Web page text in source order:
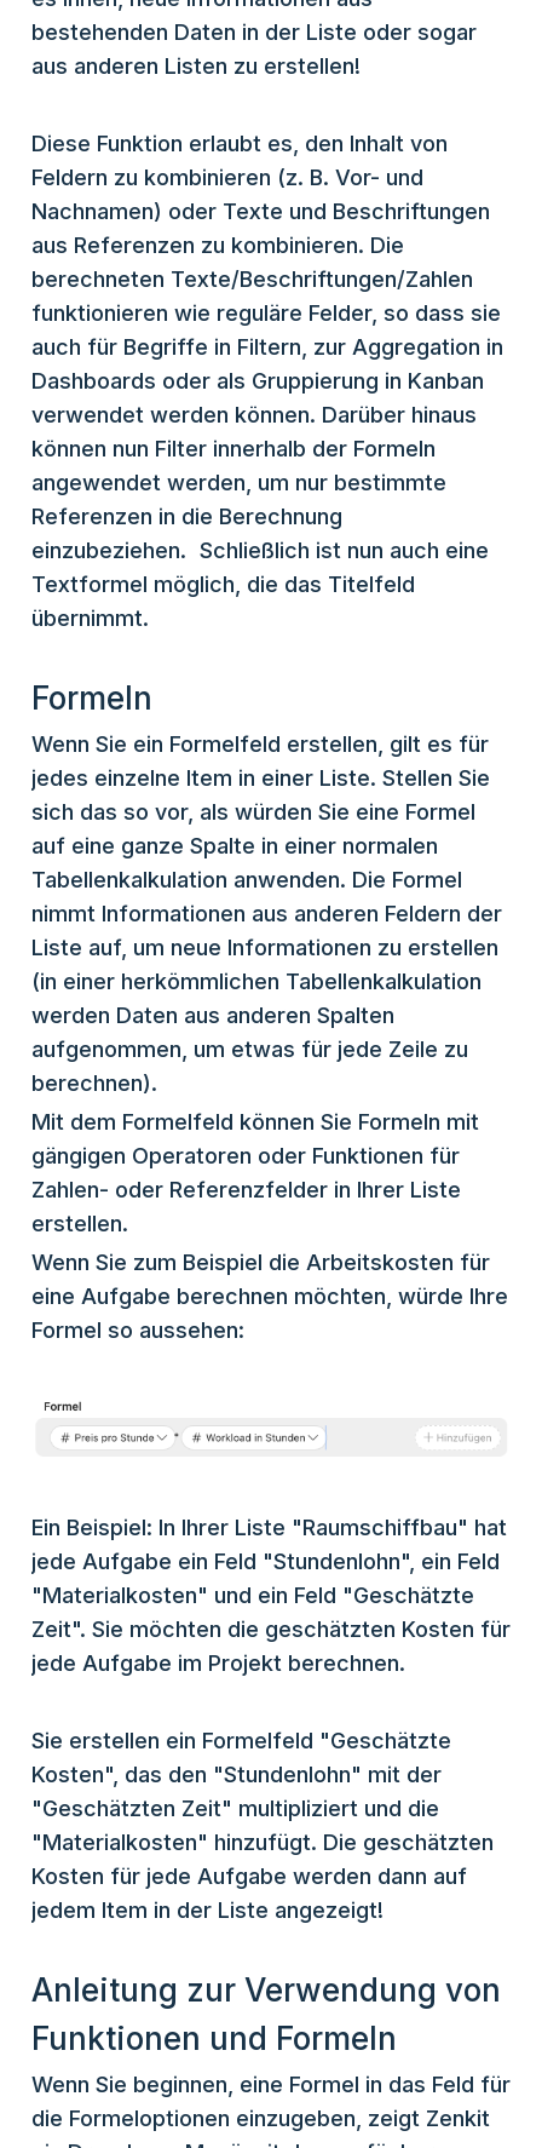
bestehenden Daten in der Liste oder sogar
aus anderen Listen zu erstellen!
Diese Funktion erlaubt es, den Inhalt von
Feldern zu kombinieren (z. B. Vor- und
Nachnamen) oder Texte und Beschriftungen
aus Referenzen zu kombinieren. Die
berechneten Texte/Beschriftungen/Zahlen
funktionieren wie reguläre Felder, so dass sie
auch für Begriffe in Filtern, zur Aggregation in
Dashboards oder als Gruppierung in Kanban
verwendet werden können. Darüber hinaus
können nun Filter innerhalb der Formeln
angewendet werden, um nur bestimmte
Referenzen in die Berechnung
einzubeziehen. Schließlich ist nun auch eine
Textformel möglich, die das Titelfeld
übernimmt.
Formeln
Wenn Sie ein Formelfeld erstellen, gilt es für
jedes einzelne Item in einer Liste. Stellen Sie
sich das so vor, als würden Sie eine Formel
auf eine ganze Spalte in einer normalen
Tabellenkalkulation anwenden. Die Formel
nimmt Informationen aus anderen Feldern der
Liste auf, um neue Informationen zu erstellen
(in einer herkömmlichen Tabellenkalkulation
werden Daten aus anderen Spalten
aufgenommen, um etwas für jede Zeile zu
berechnen).
Mit dem Formelfeld können Sie Formeln mit
gängigen Operatoren oder Funktionen für
Zahlen- oder Referenzfelder in Ihrer Liste
erstellen.
Wenn Sie zum Beispiel die Arbeitskosten für
eine Aufgabe berechnen möchten, würde Ihre
Formel so aussehen:
Ein Beispiel: In Ihrer Liste "Raumschiffbau" hat
jede Aufgabe ein Feld "Stundenlohn", ein Feld
"Materialkosten" und ein Feld "Geschätzte
Zeit". Sie möchten die geschätzten Kosten für
jede Aufgabe im Projekt berechnen.
Sie erstellen ein Formelfeld "Geschätzte
Kosten", das den "Stundenlohn" mit der
"Geschätzten Zeit" multipliziert und die
"Materialkosten" hinzufügt. Die geschätzten
Kosten für jede Aufgabe werden dann auf
jedem Item in der Liste angezeigt!
Anleitung zur Verwendung von
Funktionen und Formeln
Wenn Sie beginnen, eine Formel in das Feld für
die Formeloptionen einzugeben, zeigt Zenkit